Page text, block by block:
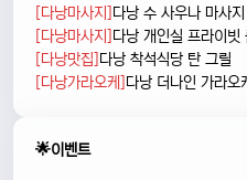
[다낭마사지]다낭 수 사우나 마사
[다낭마사지]다낭 개인실 프라이빗
[다낭맛집]다낭 착석식당 탄 그릴
[다낭가라오케]다낭 더나인 가라
🌟이벤트